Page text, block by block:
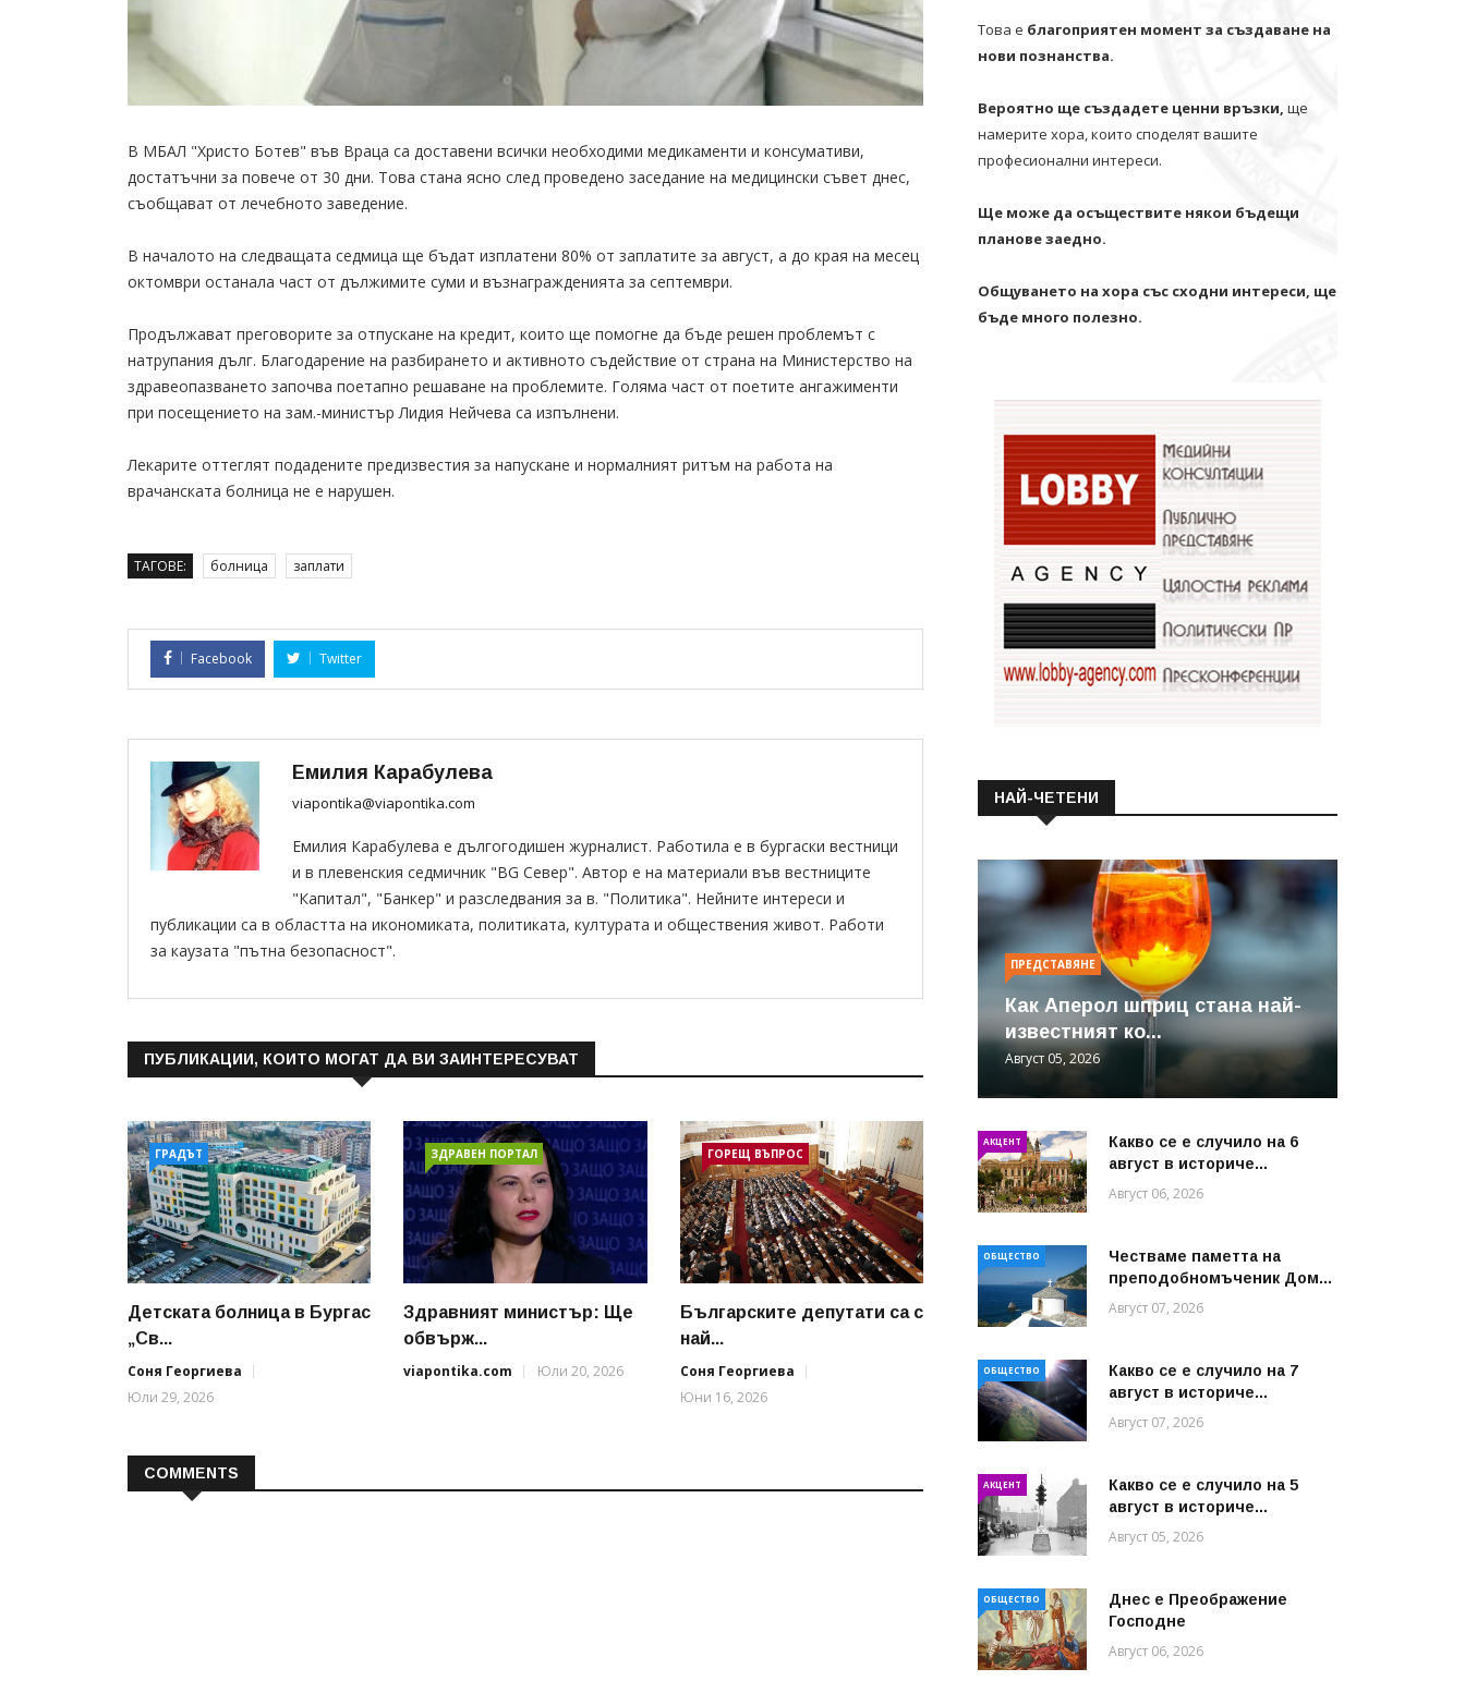
В МБАЛ "Христо Ботев" във Враца са доставени всички необходими медикаменти и консумативи,
достатъчни за повече от 30 дни. Това стана ясно след проведено заседание на медицински съвет днес,
съобщават от лечебното заведение.
В началото на следващата седмица ще бъдат изплатени 80% от заплатите за август, а до края на месец
октомври останала част от дължимите суми и възнагражденията за септември.
Продължават преговорите за отпускане на кредит, които ще помогне да бъде решен проблемът с
натрупания дълг. Благодарение на разбирането и активното съдействие от страна на Министерство на
здравеопазването започва поетапно решаване на проблемите. Голяма част от поетите ангажименти
при посещението на зам.-министър Лидия Нейчева са изпълнени.
Лекарите оттеглят подадените предизвестия за напускане и нормалният ритъм на работа на
врачанската болница не е нарушен.
ТАГОВЕ: болница заплати
Facebook Twitter
Емилия Карабулева
viapontika@viapontika.com
Емилия Карабулева е дългогодишен журналист. Работила е в бургаски вестници
и в плевенския седмичник "BG Север". Автор е на материали във вестниците
"Капитал", "Банкер" и разследвания за в. "Политика". Нейните интереси и
публикации са в областта на икономиката, политиката, културата и обществения живот. Работи
за каузата "пътна безопасност".
ПУБЛИКАЦИИ, КОИТО МОГАТ ДА ВИ ЗАИНТЕРЕСУВАТ
ГРАДЪТ
Детската болница в Бургас
„Св...
Соня Георгиева
Юли 29, 2026
ЗДРАВЕН ПОРТАЛ
Здравният министър: Ще
обвърж...
viapontika.com
Юли 20, 2026
ГОРЕЩ ВЪПРОС
Българските депутати са с
най...
Соня Георгиева
Юни 16, 2026
COMMENTS
Това е благоприятен момент за създаване на
нови познанства.
Вероятно ще създадете ценни връзки, ще
намерите хора, които споделят вашите
професионални интереси.
Ще може да осъществите някои бъдещи
планове заедно.
Общуването на хора със сходни интереси, ще
бъде много полезно.
НАЙ-ЧЕТЕНИ
ПРЕДСТАВЯНЕ
Как Аперол шприц стана най-
известният ко...
Август 05, 2026
АКЦЕНТ
Какво се е случило на 6
август в историче...
Август 06, 2026
ОБЩЕСТВО
Честваме паметта на
преподобномъченик Дом...
Август 07, 2026
ОБЩЕСТВО
Какво се е случило на 7
август в историче...
Август 07, 2026
АКЦЕНТ
Какво се е случило на 5
август в историче...
Август 05, 2026
ОБЩЕСТВО
Днес е Преображение
Господне
Август 06, 2026